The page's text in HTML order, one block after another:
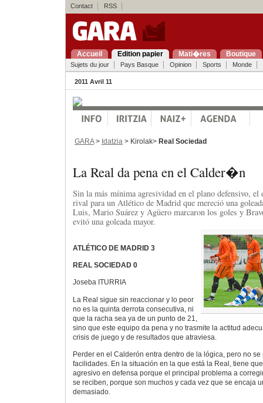
Contact RSS
Accueil Edition papier Mati�res Boutique
Sujets du jour Pays Basque Opinion Sports Monde
2011 Avril 11
GARA> Idatzia > Kirolak> Real Sociedad
La Real da pena en el Calder�n
Sin la más mínima agresividad en el plano defensivo,
rival para un Atlético de Madrid que mereció una
Luis, Mario Suárez y Agüero marcaron los goles y
evitó una goleada mayor.
ATLÉTICO DE MADRID 3
REAL SOCIEDAD 0
Joseba ITURRIA
La Real sigue sin reaccionar y lo peor
no es la quinta derrota consecutiva, ni
que la racha sea ya de un punto de 21,
sino que este equipo da pena y no trasmite la actitud
crisis de juego y de resultados que atraviesa.
Perder en el Calderón entra dentro de la lógica, pero no
facilidades. En la situación en la que está la Real, tiene
agresivo en defensa porque el principal problema a
se reciben, porque son muchos y cada vez que se encaja
demasiado.